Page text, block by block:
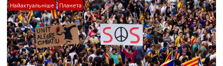
Найактуальніше Планета